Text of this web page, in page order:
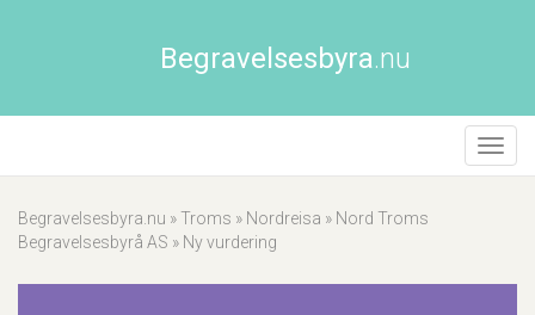
Begravelsesbyra.nu
Begravelsesbyra.nu »Troms » Nordreisa » Nord Troms
Begravelsesbyrå AS » Ny vurdering